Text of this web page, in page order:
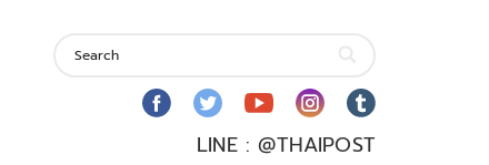
LINE : @THAIPOST